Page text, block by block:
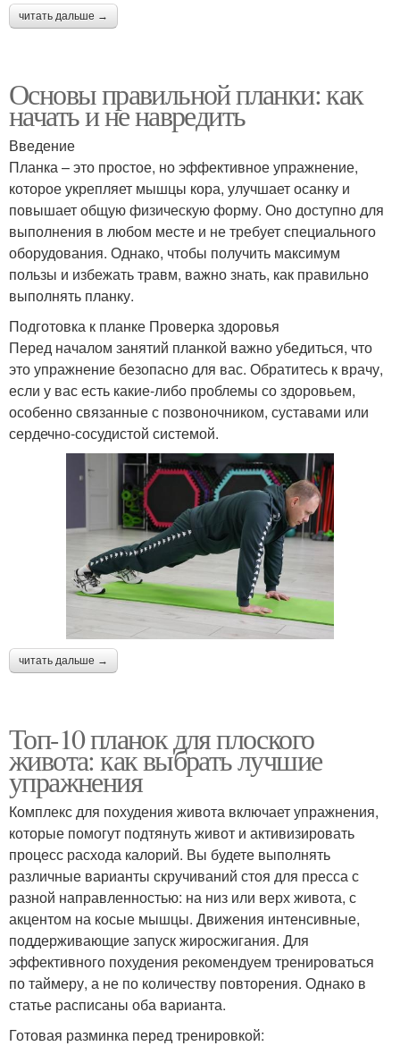
читать дальше →
Основы правильной планки: как
начать и не навредить
Введение
Планка – это простое, но эффективное упражнение,
которое укрепляет мышцы кора, улучшает осанку и
повышает общую физическую форму. Оно доступно для
выполнения в любом месте и не требует специального
оборудования. Однако, чтобы получить максимум
пользы и избежать травм, важно знать, как правильно
выполнять планку.
Подготовка к планке Проверка здоровья
Перед началом занятий планкой важно убедиться, что
это упражнение безопасно для вас. Обратитесь к врачу,
если у вас есть какие-либо проблемы со здоровьем,
особенно связанные с позвоночником, суставами или
сердечно-сосудистой системой.
читать дальше →
Топ-10 планок для плоского
живота: как выбрать лучшие
упражнения
Комплекс для похудения живота включает упражнения,
которые помогут подтянуть живот и активизировать
процесс расхода калорий. Вы будете выполнять
различные варианты скручиваний стоя для пресса с
разной направленностью: на низ или верх живота, с
акцентом на косые мышцы. Движения интенсивные,
поддерживающие запуск жиросжигания. Для
эффективного похудения рекомендуем тренироваться
по таймеру, а не по количеству повторения. Однако в
статье расписаны оба варианта.
Готовая разминка перед тренировкой: